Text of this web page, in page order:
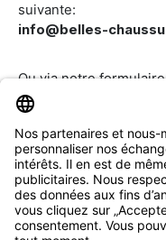
suivante:
info@belles-
Ou via notre
Révoquer un
Aide & Contact